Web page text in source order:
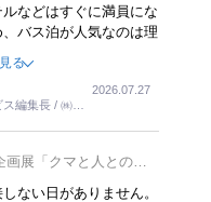
などはすぐに満員にな
バス泊が人気なのは理
ハウンドバスでした。
テル代を浮かせていま
たことです。若い人が
森に行ったと聞くと、
てしまいます。
る
編集長 / ㈱ツ
2026.07.27
展「クマと人との距
ない日がありません。